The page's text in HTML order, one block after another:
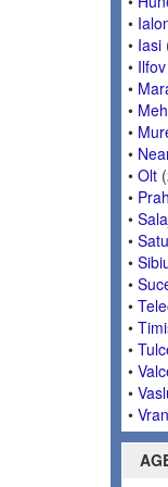
•
• Iasi
• Ilfov
•
•
•
•
• Olt
•
•
•
•
•
•
•
•
•
•
•